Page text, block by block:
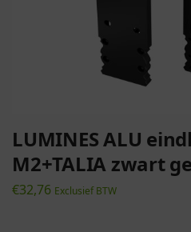
LUMINES ALU
M2+TALIA zwart
€32,76 Exclusief BTW